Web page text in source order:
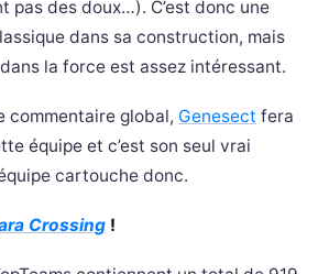
pas des doux…). C’est donc une
dans sa construction, mais
la force est assez intéressant.
commentaire global, Genesect fera
équipe et c’est son seul vrai
cartouche donc.
Crossing !